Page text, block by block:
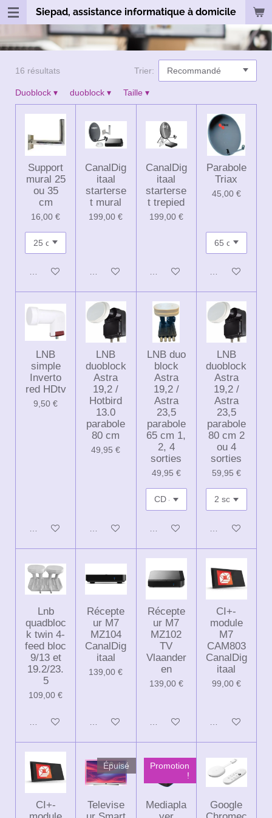
Passer
au
contenu
Siepad, assistance informatique à domicile
16 résultats Trier:
Duoblock ▾ duoblock ▾ Taille ▾
Support
mural 25
ou 35
cm
16,00 €
Ajouter au panier
CanalDig
itaal
starterse
t mural
199,00 €
Ajouter au panier
CanalDig
itaal
starterse
t trepied
199,00 €
Ajouter au panier
Parabole
Triax
45,00 €
Ajouter au
LNB
simple
Inverto
red HDtv
9,50 €
Ajouter au panier
LNB
duoblock
Astra
19,2 /
Hotbird
13.0
parabole
80 cm
49,95 €
Ajouter au panier
LNB duo
block
Astra
19,2 /
Astra
23,5
parabole
65 cm 1,
2, 4
sorties
49,95 €
Ajouter au panier
LNB
duoblock
Astra
19,2 /
Astra
23,5
parabole
80 cm 2
ou 4
sorties
59,95 €
Ajouter au
Lnb
quadbloc
k twin 4-
feed bloc
9/13 et
19.2/23.
5
109,00 €
Ajouter au panier
Récepte
ur M7
MZ104
CanalDig
itaal
139,00 €
Ajouter au panier
Récepte
ur M7
MZ102
TV
Vlaander
en
139,00 €
Ajouter au panier
CI+-
module
M7
CAM803
CanalDig
itaal
99,00 €
Ajouter au
CI+-
Épuisé
Televise
Promotion
!
Mediapla
Google